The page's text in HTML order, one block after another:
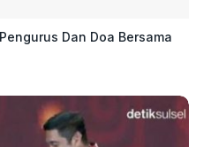
Dan Doa Bersama